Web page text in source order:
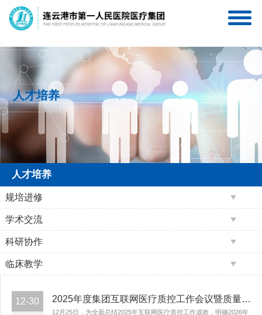
连一医医疗集团服务号
人才培养
人才培养
规培进修
学术交流
科研协作
临床教学
12-30 2025年度集团互联网医疗质控工作会议暨质量改进优秀案例分享会成功召开
12月25日，为全面总结2025年互联网医疗质控工作成效，明确2026年